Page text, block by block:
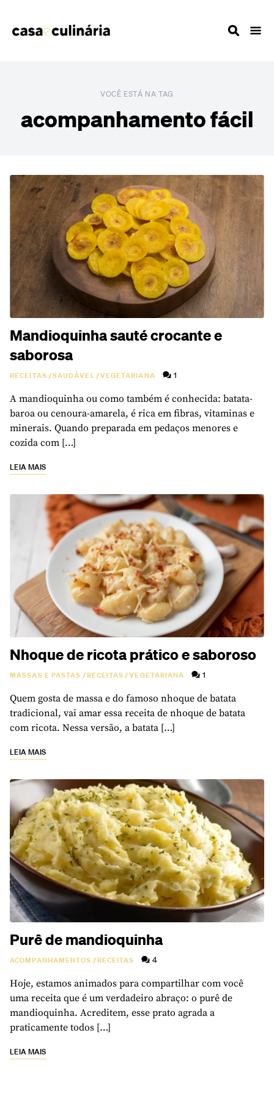
VOCÊ ESTÁ NA TAG
acompanhamento fácil
Mandioquinha sauté crocante e
saborosa
RECEITAS/SAUDÁVEL/VEGETARIANA 1
A mandioquinha ou como também é conhecida: batata-
baroa ou cenoura-amarela, é rica em fibras, vitaminas e
minerais. Quando preparada em pedaços menores e
cozida com […]
LEIA MAIS
Nhoque de ricota prático e saboroso
MASSAS E PASTAS /RECEITAS/VEGETARIANA 1
Quem gosta de massa e do famoso nhoque de batata
tradicional, vai amar essa receita de nhoque de batata
com ricota. Nessa versão, a batata […]
LEIA MAIS
Purê de mandioquinha
ACOMPANHAMENTOS /RECEITAS 4
Hoje, estamos animados para compartilhar com você
uma receita que é um verdadeiro abraço: o purê de
mandioquinha. Acreditem, esse prato agrada a
praticamente todos […]
LEIA MAIS